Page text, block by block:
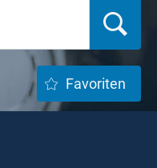
Favoriten